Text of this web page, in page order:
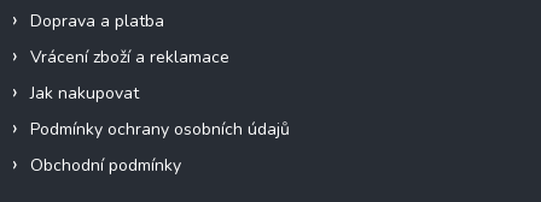
Doprava a platba
Vrácení zboží a reklamace
Jak nakupovat
Podmínky ochrany osobních údajů
Obchodní podmínky